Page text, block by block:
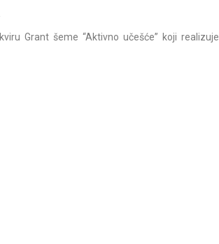
Grant šeme “Aktivno učešće” koji realizuje